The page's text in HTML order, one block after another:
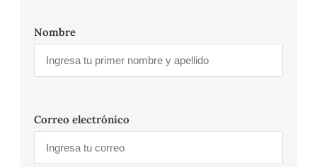
Nombre
Correo electrónico